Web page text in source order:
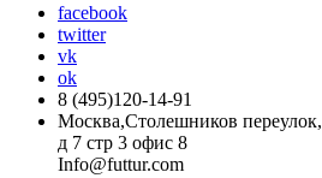
facebook
twitter
vk
ok
8 (495)120-14-91
Москва,Столешников переулок,
д 7 стр 3 офис 8
Info@futtur.com